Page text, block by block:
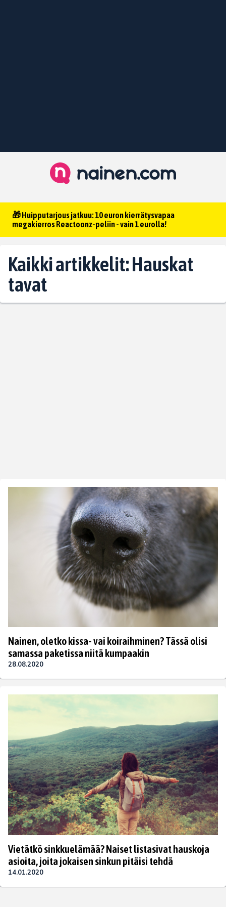
🎁 Huipputarjous jatkuu: 10 euron kierrätysvapaa
megakierros Reactoonz-peliin - vain 1 eurolla!
Kaikki artikkelit: Hauskat
tavat
Nainen, oletko kissa- vai koiraihminen? Tässä olisi
samassa paketissa niitä kumpaakin
28.08.2020
Vietätkö sinkkuelämää? Naiset listasivat hauskoja
asioita, joita jokaisen sinkun pitäisi tehdä
14.01.2020